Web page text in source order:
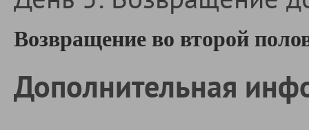
Возвращение во второй
Дополнительная